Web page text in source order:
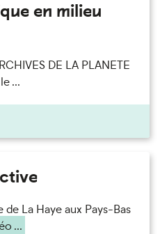
en milieu
DE LA PLANETE
...
La Haye aux Pays-Bas
...